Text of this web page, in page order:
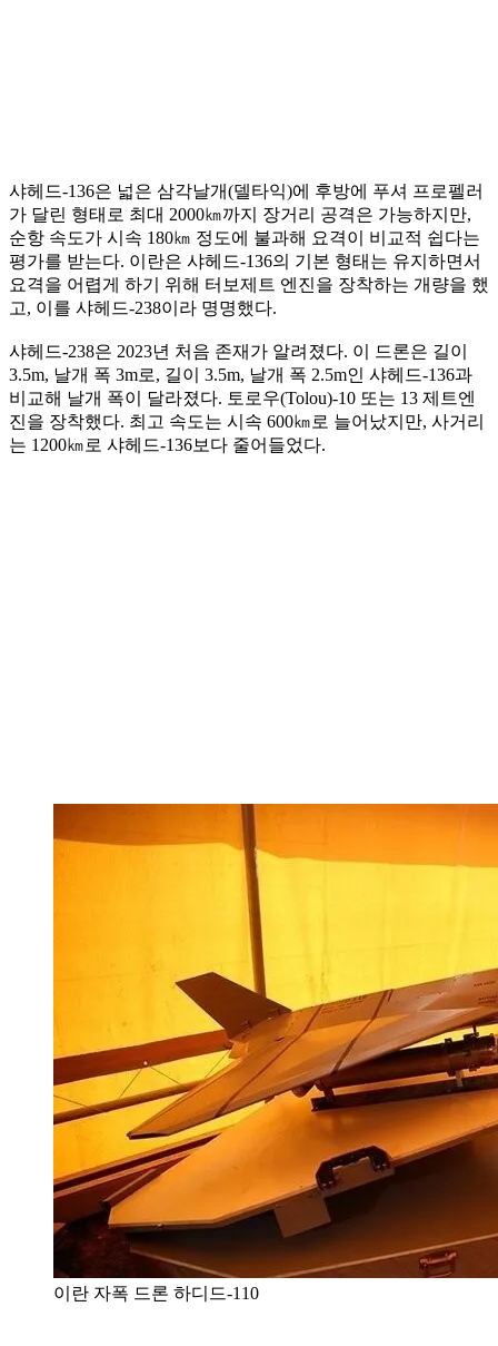
샤헤드-136은 넓은 삼각날개(델타익)에 후방에 푸셔 프로펠러
가 달린 형태로 최대 2000㎞까지 장거리 공격은 가능하지만,
순항 속도가 시속 180㎞ 정도에 불과해 요격이 비교적 쉽다는
평가를 받는다. 이란은 샤헤드-136의 기본 형태는 유지하면서
요격을 어렵게 하기 위해 터보제트 엔진을 장착하는 개량을 했
고, 이를 샤헤드-238이라 명명했다.
샤헤드-238은 2023년 처음 존재가 알려졌다. 이 드론은 길이
3.5m, 날개 폭 3m로, 길이 3.5m, 날개 폭 2.5m인 샤헤드-136과
비교해 날개 폭이 달라졌다. 토로우(Tolou)-10 또는 13 제트엔
진을 장착했다. 최고 속도는 시속 600㎞로 늘어났지만, 사거리
는 1200㎞로 샤헤드-136보다 줄어들었다.
이란 자폭 드론 하디드-110